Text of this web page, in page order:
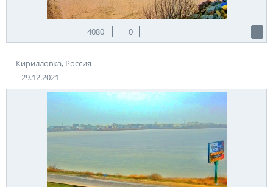
4080 0
Кирилловка, Россия
29.12.2021